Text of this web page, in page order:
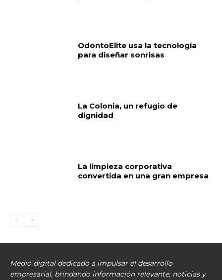
OdontoElite usa la tecnología
para diseñar sonrisas
La Colonia, un refugio de
dignidad
La limpieza corporativa
convertida en una gran empresa
Medio digital dedicado a impulsar el desarrollo
empresarial, brindando información relevante, noticias y